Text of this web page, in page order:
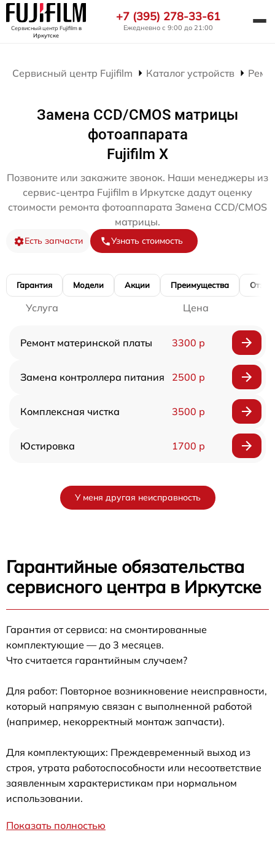
Сервисный центр Fujifilmв
Иркутске
+7 (395) 278-33-61
Ежедневно с 9:00 до 21:00
Сервисный центр Fujifilm Каталог устройств
Замена CCD/CMOS матрицы
фотоаппарата
Fujifilm X
Позвоните или закажите звонок. Наши менеджеры из
сервис-центра Fujifilm в Иркутске дадут оценку
стоимости ремонта фотоаппарата Замена CCD/CMOS
матрицы.
Есть запчасти Узнать стоимость
Гарантия Модели Акции Преимущества
Услуга Цена
Ремонт материнской платы 3300 р
Замена контроллера питания 2500 р
Комплексная чистка 3500 р
Юстировка 1700 р
У меня другая неисправность
Гарантийные обязательства
сервисного центра в Иркутске
Гарантия от сервиса: на смонтированные
комплектующие — до 3 месяцев.
Что считается гарантийным случаем?
Для работ: Повторное возникновение неисправности,
который напрямую связан с выполненной работой
(например, некорректный монтаж запчасти).
Для комплектующих: Преждевременный выход из
строя, утрата работоспособности или несоответствие
заявленным характеристикам при нормальном
использовании.
Показать полностью